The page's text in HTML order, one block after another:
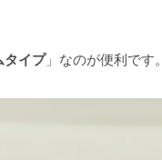
タイプ」なのが便利です。